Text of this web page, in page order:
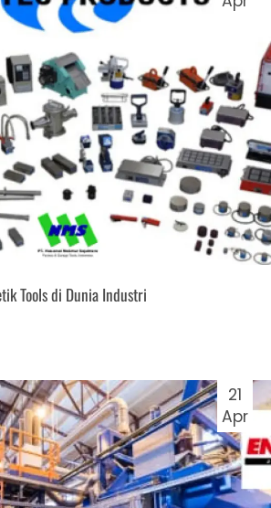
Tools di Dunia Industri
21
Apr